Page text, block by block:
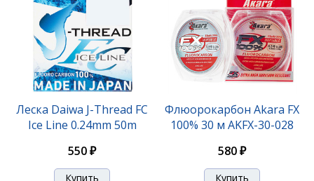
Леска Daiwa J-Thread FC
Ice Line 0.24mm 50m
550 ₽
Флюорокарбон Akara FX
100% 30 м AKFX-30-028
580 ₽